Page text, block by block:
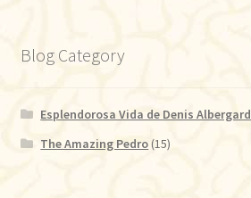
Blog Category
Esplendorosa Vida de Denis Albergard
The Amazing Pedro (15)